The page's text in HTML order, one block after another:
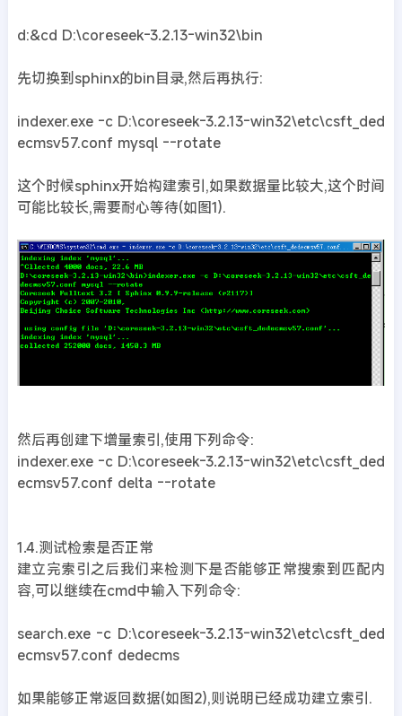
d:&cd D:\coreseek-3.2.13-win32\bin
先切换到sphinx的bin目录,然后再执行:
indexer.exe -c D:\coreseek-3.2.13-win32\etc\csft_ded
ecmsv57.conf mysql --rotate
这个时候sphinx开始构建索引,如果数据量比较大,这个时间
可能比较长,需要耐心等待(如图1).
然后再创建下增量索引,使用下列命令:
indexer.exe -c D:\coreseek-3.2.13-win32\etc\csft_ded
ecmsv57.conf delta --rotate
1.4.测试检索是否正常
建立完索引之后我们来检测下是否能够正常搜索到匹配内
容,可以继续在cmd中输入下列命令:
search.exe -c D:\coreseek-3.2.13-win32\etc\csft_ded
ecmsv57.conf dedecms
如果能够正常返回数据(如图2),则说明已经成功建立索引.